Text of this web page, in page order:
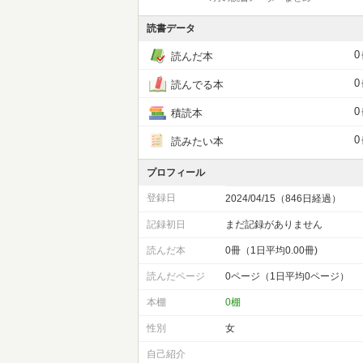
読書データ
読んだ本 0
読んでる本 0
積読本 0
読みたい本 0
プロフィール
登録日 2024/04/15（846日経過）
記録初日 まだ記録がありません
読んだ本 0冊（1日平均0.00冊)
読んだページ 0ページ（1日平均0ページ）
本棚 0棚
性別 女
自己紹介